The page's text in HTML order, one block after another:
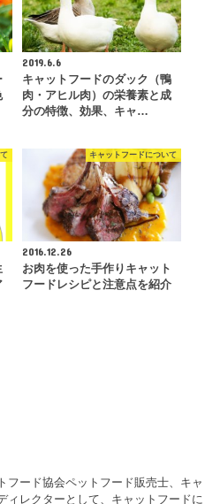
2019.6.6
キャットフードのダック（鴨
肉・アヒル肉）の栄養素と成
分の特徴、効果、キャ…
キャットフードについて
2016.12.26
お肉を使った手作りキャット
フードレシピと注意点を紹介
フード協会ペットフード販売士、キャ
ィレクターとして、キャットフードに